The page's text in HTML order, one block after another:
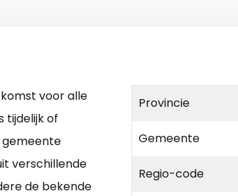
voor alle
tijdelijk of
gemeente
verschillende
de bekende
Provincie
Gemeente
Regio-code